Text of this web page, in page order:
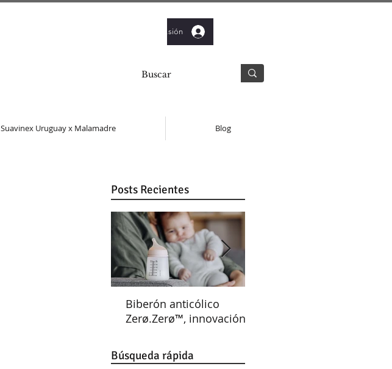
Iniciar sesión
Suavinex Uruguay x Malamadre Blog
Posts Recientes
Biberón anticólico
Zerø.Zerø™, innovación
tranquilidad
Búsqueda rápida